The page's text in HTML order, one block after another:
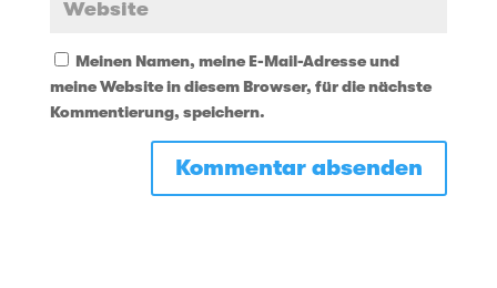
Meinen Namen, meine E-Mail-Adresse und
meine Website in diesem Browser, für die nächste
Kommentierung, speichern.